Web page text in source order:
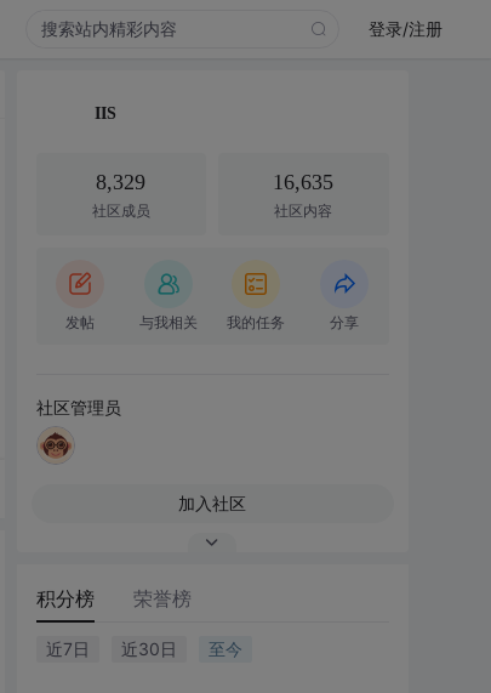
登录/注册
IIS
8,329
社区成员
16,635
社区内容
发帖 与我相关 我的任务 分享
社区管理员
加入社区
积分榜 荣誉榜
近7日 近30日 至今